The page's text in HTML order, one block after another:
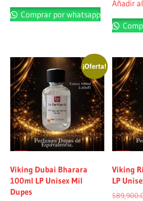
Comprar por whatsapp
Añadir
¡Oferta!
Viking Dubai Bharara
100ml LP Unisex Mil
Dupes
Viking
LP
$